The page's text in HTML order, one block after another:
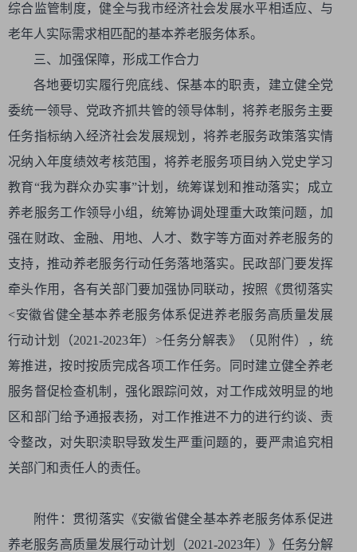
综合监管制度，健全与我市经济社会发展水平相适应、与
老年人实际需求相匹配的基本养老服务体系。
三、加强保障，形成工作合力
各地要切实履行兜底线、保基本的职责，建立健全党
委统一领导、党政齐抓共管的领导体制，将养老服务主要
任务指标纳入经济社会发展规划，将养老服务政策落实情
况纳入年度绩效考核范围，将养老服务项目纳入党史学习
教育“我为群众办实事”计划，统筹谋划和推动落实；成立
养老服务工作领导小组，统筹协调处理重大政策问题，加
强在财政、金融、用地、人才、数字等方面对养老服务的
支持，推动养老服务行动任务落地落实。民政部门要发挥
牵头作用，各有关部门要加强协同联动，按照《贯彻落实
<安徽省健全基本养老服务体系促进养老服务高质量发展
行动计划（2021-2023年）>任务分解表》（见附件），统
筹推进，按时按质完成各项工作任务。同时建立健全养老
服务督促检查机制，强化跟踪问效，对工作成效明显的地
区和部门给予通报表扬，对工作推进不力的进行约谈、责
令整改，对失职渎职导致发生严重问题的，要严肃追究相
关部门和责任人的责任。
附件：贯彻落实《安徽省健全基本养老服务体系促进
养老服务高质量发展行动计划（2021-2023年）》任务分解